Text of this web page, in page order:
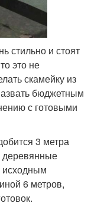
стильно и стоят
это не
скамейку из
бюджетным
с готовыми
3 метра
деревянные
исходным
6 метров,